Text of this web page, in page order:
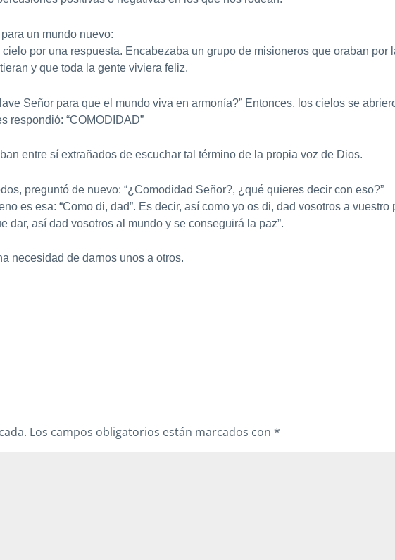
un mundo nuevo:
por una respuesta. Encabezaba un grupo de misioneros que oraban por
y que toda la gente viviera feliz.
Señor para que el mundo viva en armonía?” Entonces, los cielos se
respondió: “COMODIDAD”
entre sí extrañados de escuchar tal término de la propia voz de Dios.
preguntó de nuevo: “¿Comodidad Señor?, ¿qué quieres decir con eso?”
es esa: “Como di, dad”. Es decir, así como yo os di, dad vosotros a vuestro
dar, así dad vosotros al mundo y se conseguirá la paz”.
necesidad de darnos unos a otros.
Los campos obligatorios están marcados con *